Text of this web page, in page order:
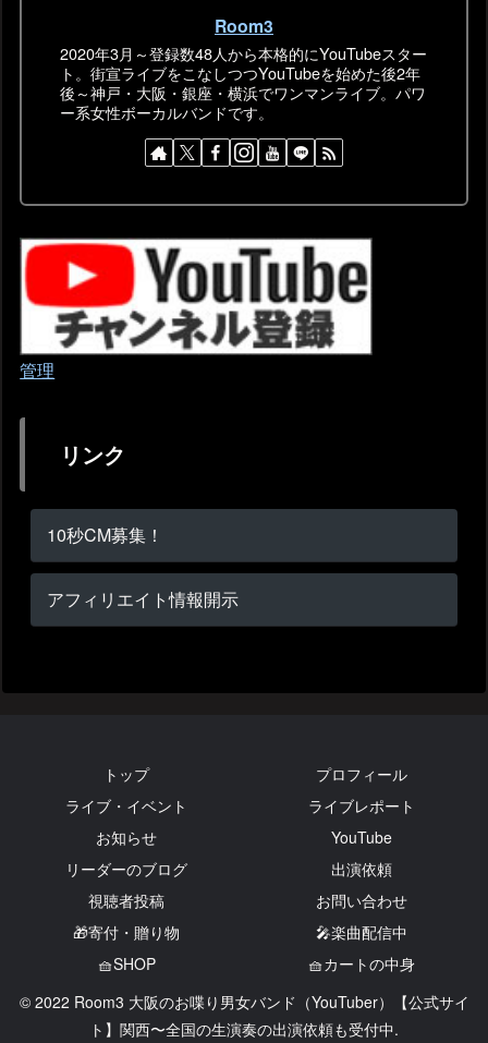
Room3
2020年3月～登録数48人から本格的にYouTubeスター
ト。街宣ライブをこなしつつYouTubeを始めた後2年
後～神戸・大阪・銀座・横浜でワンマンライブ。パワ
ー系女性ボーカルバンドです。
管理
リンク
10秒CM募集！
アフィリエイト情報開示
トップ
プロフィール
ライブ・イベント
ライブレポート
お知らせ
YouTube
リーダーのブログ
出演依頼
視聴者投稿
お問い合わせ
🎁寄付・贈り物
🎤楽曲配信中
🧺SHOP
🧺カートの中身
© 2022 Room3 大阪のお喋り男女バンド（YouTuber）【公式サイ
ト】関西〜全国の生演奏の出演依頼も受付中.